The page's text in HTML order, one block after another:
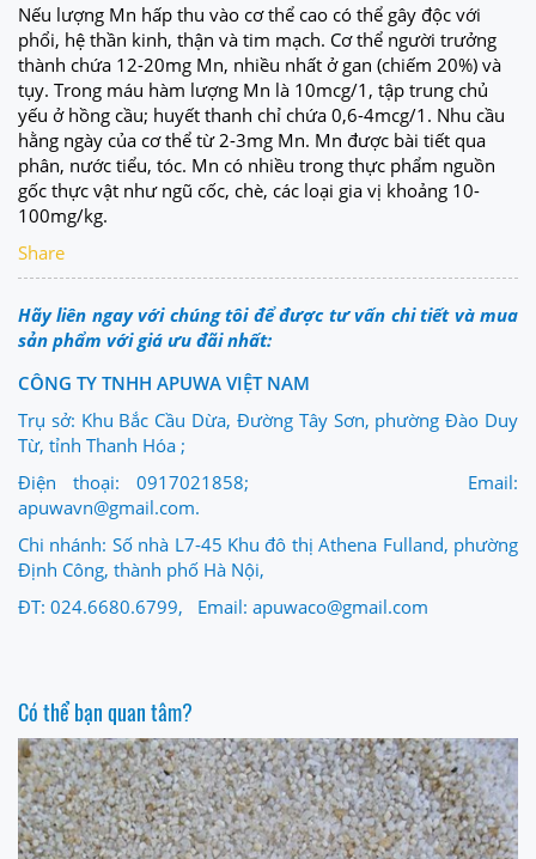
Nếu lượng Mn hấp thu vào cơ thể cao có thể gây độc với
phổi, hệ thần kinh, thận và tim mạch. Cơ thể người trưởng
thành chứa 12-20mg Mn, nhiều nhất ở gan (chiếm 20%) và
tụy. Trong máu hàm lượng Mn là 10mcg/1, tập trung chủ
yếu ở hồng cầu; huyết thanh chỉ chứa 0,6-4mcg/1. Nhu cầu
hằng ngày của cơ thể từ 2-3mg Mn. Mn được bài tiết qua
phân, nước tiểu, tóc. Mn có nhiều trong thực phẩm nguồn
gốc thực vật như ngũ cốc, chè, các loại gia vị khoảng 10-
100mg/kg.
Share
Hãy liên ngay với chúng tôi để được tư vấn chi tiết và mua
sản phẩm với giá ưu đãi nhất:
CÔNG TY TNHH APUWA VIỆT NAM
Trụ sở: Khu Bắc Cầu Dừa, Đường Tây Sơn, phường Đào Duy
Từ, tỉnh Thanh Hóa ;
Điện thoại: 0917021858; Email:
apuwavn@gmail.com.
Chi nhánh: Số nhà L7-45 Khu đô thị Athena Fulland, phường
Định Công, thành phố Hà Nội,
ĐT: 024.6680.6799, Email: apuwaco@gmail.com
Có thể bạn quan tâm?